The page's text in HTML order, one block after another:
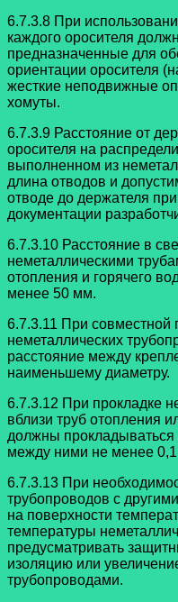
6.7.3.8 При
каждого оросителя
предназначенные для
ориентации оросителя
жесткие неподвижные
хомуты.
6.7.3.9 Расстояние от
оросителя на
выполненном из
длина отводов и
отводе до держателя
документации
6.7.3.10 Расстояние в
неметаллическими
отопления и горячего
менее 50 мм.
6.7.3.11 При совместной
неметаллических
расстояние между
наименьшему диаметру.
6.7.3.12 При прокладке
вблизи труб отопления
должны прокладываться
между ними не менее
6.7.3.13 При
трубопроводов с
на поверхности
температуры
предусматривать
изоляцию или
трубопроводами.